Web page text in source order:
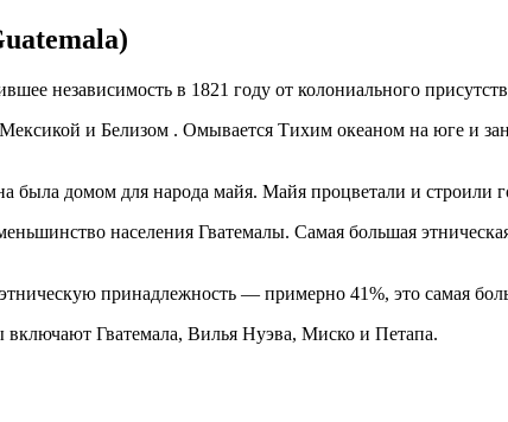
независимость в 1821 году от колониального
и Белизом . Омывается Тихим океаном на юге и
была домом для народа майя. Майя процветали и
населения Гватемалы. Самая большая
принадлежность — примерно 41%, это самая
Гватемала, Вилья Нуэва, Миско и Петапа.